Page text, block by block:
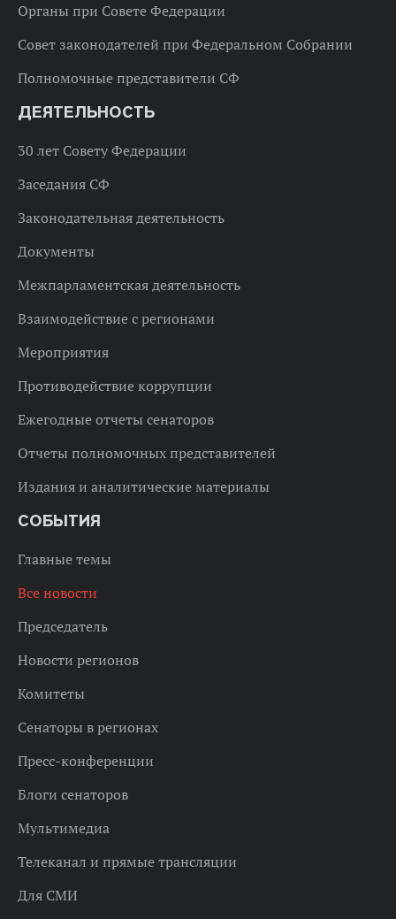
Органы при Совете Федерации
Совет законодателей при Федеральном Собрании
Полномочные представители СФ
ДЕЯТЕЛЬНОСТЬ
30 лет Совету Федерации
Заседания СФ
Законодательная деятельность
Документы
Межпарламентская деятельность
Взаимодействие с регионами
Мероприятия
Противодействие коррупции
Ежегодные отчеты сенаторов
Отчеты полномочных представителей
Издания и аналитические материалы
СОБЫТИЯ
Главные темы
Все новости
Председатель
Новости регионов
Комитеты
Сенаторы в регионах
Пресс-конференции
Блоги сенаторов
Мультимедиа
Телеканал и прямые трансляции
Для СМИ